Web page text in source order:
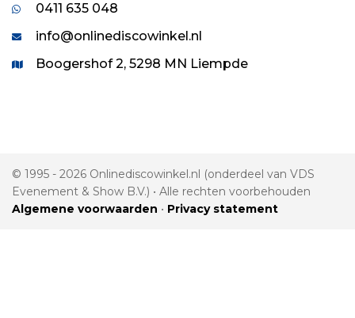
0411 635 048
info@onlinediscowinkel.nl
Boogershof 2, 5298 MN Liempde
© 1995 - 2026 Onlinediscowinkel.nl (onderdeel van VDS
Evenement & Show B.V.) • Alle rechten voorbehouden
Algemene voorwaarden • Privacy statement